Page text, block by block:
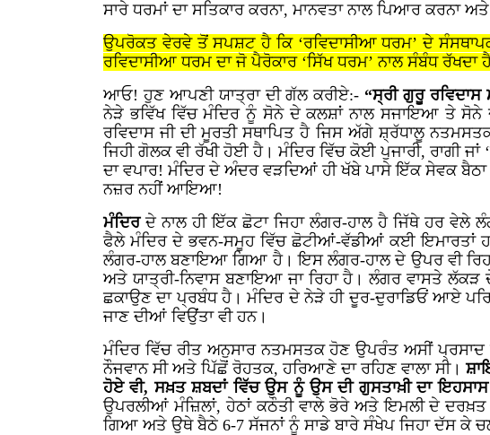
ਸਾਰੇ ਧਰਮਾਂ ਦਾ ਸਤਿਕਾਰ ਕਰਨਾ, ਮਾਨਵਤਾ ਨਾਲ ਪਿਆਰ ਕਰਨਾ
ਉਪਰੋਕਤ ਵੇਰਵੇ ਤੋਂ ਸਪਸ਼ਟ ਹੈ ਕਿ ‘ਰਵਿਦਾਸੀਆ ਧਰਮ’ ਦੇ
ਰਵਿਦਾਸੀਆ ਧਰਮ ਦਾ ਜੋ ਪੈਰੋਕਾਰ ‘ਸਿੱਖ ਧਰਮ’ ਨਾਲ ਸੰਬੰਧ ਰੱਖਦਾ
ਆਓ! ਹੁਣ ਆਪਣੀ ਯਾਤ੍ਰਾ ਦੀ ਗੱਲ ਕਰੀਏ:- “ਸ੍ਰੀ ਗੁਰੂ ਰਵਿਦਾਸ
ਨੇੜੇ ਭਵਿੱਖ ਵਿੱਚ ਮੰਦਿਰ ਨੂੰ ਸੋਨੇ ਦੇ ਕਲਸ਼ਾਂ ਨਾਲ ਸਜਾਇਆ ਤੇ
ਰਵਿਦਾਸ ਜੀ ਦੀ ਮੂਰਤੀ ਸਥਾਪਿਤ ਹੈ ਜਿਸ ਅੱਗੇ ਸ਼੍ਰੱਧਾਲੂ
ਜਿਹੀ ਗੋਲਕ ਵੀ ਰੱਖੀ ਹੋਈ ਹੈ। ਮੰਦਿਰ ਵਿੱਚ ਕੋਈ ਪੁਜਾਰੀ, ਰਾਗੀ
ਦਾ ਵਪਾਰ! ਮੰਦਿਰ ਦੇ ਅੰਦਰ ਵੜਦਿਆਂ ਹੀ ਖੱਬੇ ਪਾਸੇ ਇੱਕ ਸੇਵਕ ਬੈਠਾ
ਨਜ਼ਰ ਨਹੀਂ ਆਇਆ!
ਮੰਦਿਰਦੇ ਨਾਲ ਹੀ ਇੱਕ ਛੋਟਾ ਜਿਹਾ ਲੰਗਰ-ਹਾਲ ਹੈ ਜਿੱਥੇ ਹਰ ਵੇਲੇ
ਫੈਲੇ ਮੰਦਿਰ ਦੇ ਭਵਨ-ਸਮੂਹ ਵਿੱਚ ਛੋਟੀਆਂ-ਵੱਡੀਆਂ ਕਈ ਇਮਾਰਤਾਂ
ਲੰਗਰ-ਹਾਲ ਬਣਾਇਆ ਗਿਆ ਹੈ। ਇਸ ਲੰਗਰ-ਹਾਲ ਦੇ ਉਪਰ ਵੀ
ਅਤੇ ਯਾਤ੍ਰੀ-ਨਿਵਾਸ ਬਣਾਇਆ ਜਾ ਰਿਹਾ ਹੈ। ਲੰਗਰ ਵਾਸਤੇ
ਛਕਾਉਣ ਦਾ ਪ੍ਰਬੰਧ ਹੈ। ਮੰਦਿਰ ਦੇ ਨੇੜੇ ਹੀ ਦੂਰ-ਦੁਰਾਡਿਓਂ ਆਏ
ਜਾਣ ਦੀਆਂ ਵਿਉਂਤਾ ਵੀ ਹਨ।
ਮੰਦਿਰ ਵਿੱਚ ਰੀਤ ਅਨੁਸਾਰ ਨਤਮਸਤਕ ਹੋਣ ਉਪਰੰਤ ਅਸੀਂ
ਨੌਜਵਾਨ ਸੀ ਅਤੇ ਪਿੱਛੋਂ ਰੋਹਤਕ, ਹਰਿਆਣੇ ਦਾ ਰਹਿਣ ਵਾਲਾ ਸੀ।
ਹੋਏ ਵੀ, ਸਖ਼ਤ ਸ਼ਬਦਾਂ ਵਿੱਚ ਉਸ ਨੂੰ ਉਸ ਦੀ ਗੁਸਤਾਖ਼ੀ ਦਾ
ਉਪਰਲੀਆਂ ਮੰਜ਼ਿਲਾਂ, ਹੇਠਾਂ ਕਠੌਤੀ ਵਾਲੇ ਭੋਰੇ ਅਤੇ ਇਮਲੀ ਦੇ
ਗਿਆ ਅਤੇ ਉਥੇ ਬੈਠੇ 6-7 ਸੱਜਨਾਂ ਨੂੰ ਸਾਡੇ ਬਾਰੇ ਸੰਖੇਪ ਜਿਹਾ ਦੱਸ ਕੇ